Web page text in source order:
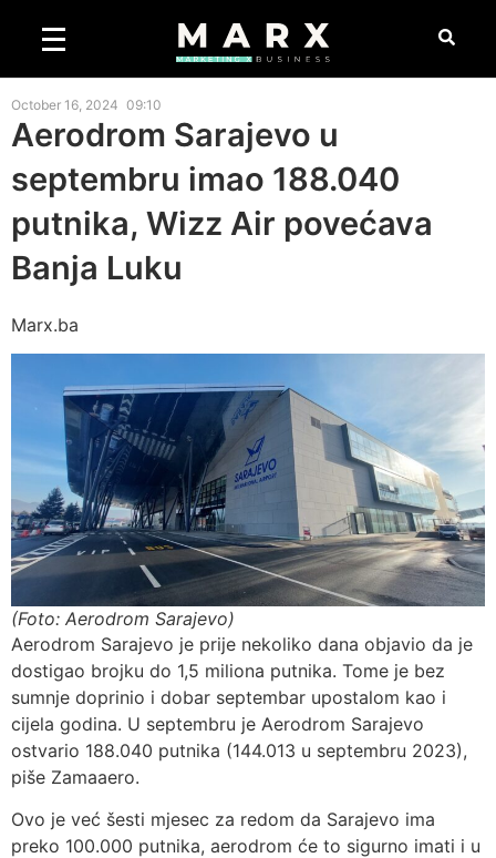
October 16, 2024 09:10
Aerodrom Sarajevo u
septembru imao 188.040
putnika, Wizz Air povećava
Banja Luku
Marx.ba
(Foto: Aerodrom Sarajevo)
Aerodrom Sarajevo je prije nekoliko dana objavio da je
dostigao brojku do 1,5 miliona putnika. Tome je bez
sumnje doprinio i dobar septembar upostalom kao i
cijela godina. U septembru je Aerodrom Sarajevo
ostvario 188.040 putnika (144.013 u septembru 2023),
piše Zamaaero.
Ovo je već šesti mjesec za redom da Sarajevo ima
preko 100.000 putnika, aerodrom će to sigurno imati i u